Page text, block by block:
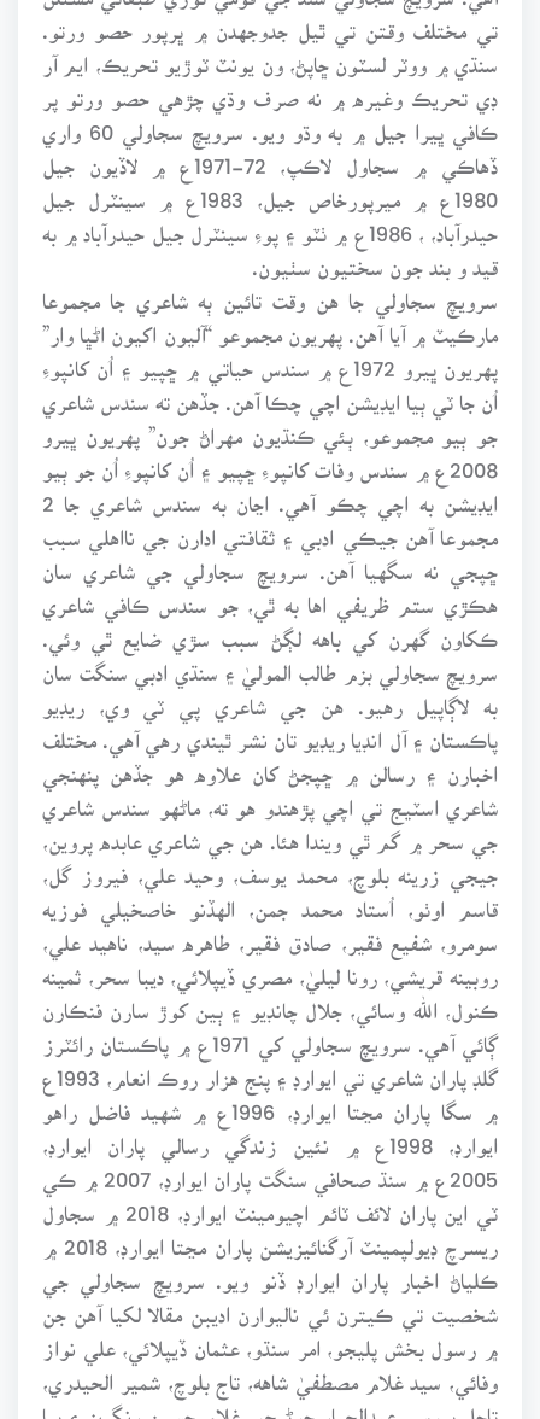
تي مختلف وقتن تي ٿيل جدوجهدن ۾ ڀرپور حصو ورتو.
سنڌي ۾ ووٽر لسٽون ڇاپڻ، ون يونٽ ٽوڙيو تحريڪ، ايم آر
ڊي تحريڪ وغيره ۾ نه صرف وڌي چڙهي حصو ورتو پر
ڪافي ڀيرا جيل ۾ به وڌو ويو. سرويچ سجاولي 60 واري
ڏهاڪي ۾ سجاول لاڪپ، 72-1971ع ۾ لاڏيون جيل
1980ع ۾ ميرپورخاص جيل، 1983ع ۾ سينٽرل جيل
حيدرآباد، ، 1986ع ۾ ٺٽو ۽ پوءِ سينٽرل جيل حيدرآباد ۾ به
سرويچ سجاولي جا هن وقت تائين ٻه شاعري جا مجموعا
مارڪيٽ ۾ آيا آهن. پهريون مجموعو “آليون اکيون اڻڀا وار”
پهريون ڀيرو 1972ع ۾ سندس حياتي ۾ ڇپيو ۽ اُن کانپوءِ
اُن جا ٽي ٻيا ايڊيشن اچي چڪا آهن. جڏهن ته سندس شاعري
جو ٻيو مجموعو، ٻئي ڪنڌيون مهراڻ جون” پهريون ڀيرو
2008ع ۾ سندس وفات کانپوءِ ڇپيو ۽ اُن کانپوءِ اُن جو ٻيو
ايڊيشن به اچي چڪو آهي. اڃان به سندس شاعري جا 2
مجموعا آهن جيڪي ادبي ۽ ثقافتي ادارن جي نااهلي سبب
ڇپجي نه سگهيا آهن. سرويچ سجاولي جي شاعري سان
هڪڙي ستم ظريفي اها به ٿي، جو سندس ڪافي شاعري
ڪکاون گهرن کي باهه لڳڻ سبب سڙي ضايع ٿي وئي.
سرويچ سجاولي بزم طالب الموليٰ ۽ سنڌي ادبي سنگت سان
به لاڳاپيل رهيو. هن جي شاعري پي ٽي وي، ريڊيو
پاڪستان ۽ آل انڊيا ريڊيو تان نشر ٿيندي رهي آهي. مختلف
اخبارن ۽ رسالن ۾ ڇپجڻ کان علاوه هو جڏهن پنهنجي
شاعري اسٽيج تي اچي پڙهندو هو ته، ماڻهو سندس شاعري
جي سحر ۾ گم ٿي ويندا هئا. هن جي شاعري عابده پروين،
جيجي زرينه بلوچ، محمد يوسف، وحيد علي، فيروز گل،
قاسم اوٺو، اُستاد محمد جمن، الهڏنو خاصخيلي فوزيه
سومرو، شفيع فقير، صادق فقير، طاهره سيد، ناهيد علي،
روبينه قريشي، رونا ليليٰ، مصري ڏيپلائي، ديبا سحر، ثمينه
ڪنول، الله وسائي، جلال چانڊيو ۽ ٻين کوڙ سارن فنڪارن
ڳائي آهي. سرويچ سجاولي کي 1971ع ۾ پاڪستان رائٽرز
۾ سگا پاران مڃتا ايوارڊ، 1996ع ۾ شهيد فاضل راهو
ايوارڊ، 1998ع ۾ نئين زندگي رسالي پاران ايوارڊ،
ٽي اين پاران لائف ٽائم اچيومينٽ ايوارڊ، 2018 ۾ سجاول
ڪلياڻ اخبار پاران ايوارڊ ڏنو ويو. سرويچ سجاولي جي
شخصيت تي ڪيترن ئي ناليوارن اديبن مقالا لکيا آهن جن
۾ رسول بخش پليجو، امر سنڌو، عثمان ڏيپلائي، علي نواز
وفائي، سيد غلام مصطفيٰ شاهه، تاج بلوچ، شمير الحيدري،
تاجل بيوس، عبدالجبار جوڻيجو، غلام حسين رنگريز ۽ ٻيا